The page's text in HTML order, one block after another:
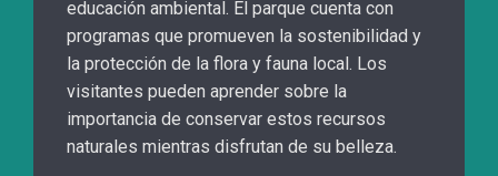
educación ambiental. El parque cuenta con
programas que promueven la sostenibilidad y
la protección de la flora y fauna local. Los
visitantes pueden aprender sobre la
importancia de conservar estos recursos
naturales mientras disfrutan de su belleza.